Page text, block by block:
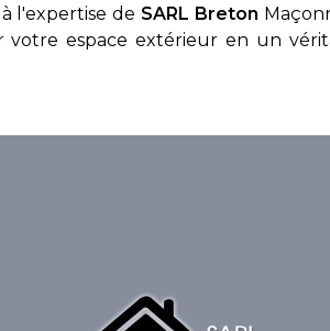
l'expertise de SARL Breton
espace extérieur en un